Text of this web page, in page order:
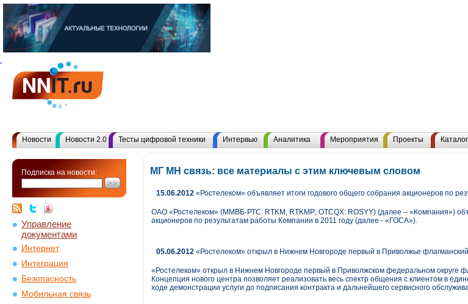
Новости Новости 2.0 Тесты цифровой техники Интервью Аналитика Мероприятия Проекты
Подписка на новости:
Управление
документами
Интернет
Интеграция
Безопасность
Мобильная связь
МГ МН связь: все материалы с этим ключевым словом
15.06.2012 «Ростелеком» объявляет итоги годового общего собрания акционеров по
ОАО «Ростелеком» (ММВБ-РТС: RTKM, RTKMP; OTCQX: ROSYY) (далее – «Компания»)
акционеров по результатам работы Компании в 2011 году (далее - «ГОСА»).
05.06.2012 «Ростелеком» открыл в Нижнем Новгороде первый в Приволжье
«Ростелеком» открыл в Нижнем Новгороде первый в Приволжском федеральном округе
Концепция нового центра позволяет реализовать весь спектр общения с клиентом в
ходе демонстрации услуги до подписания контракта и дальнейшего сервисного